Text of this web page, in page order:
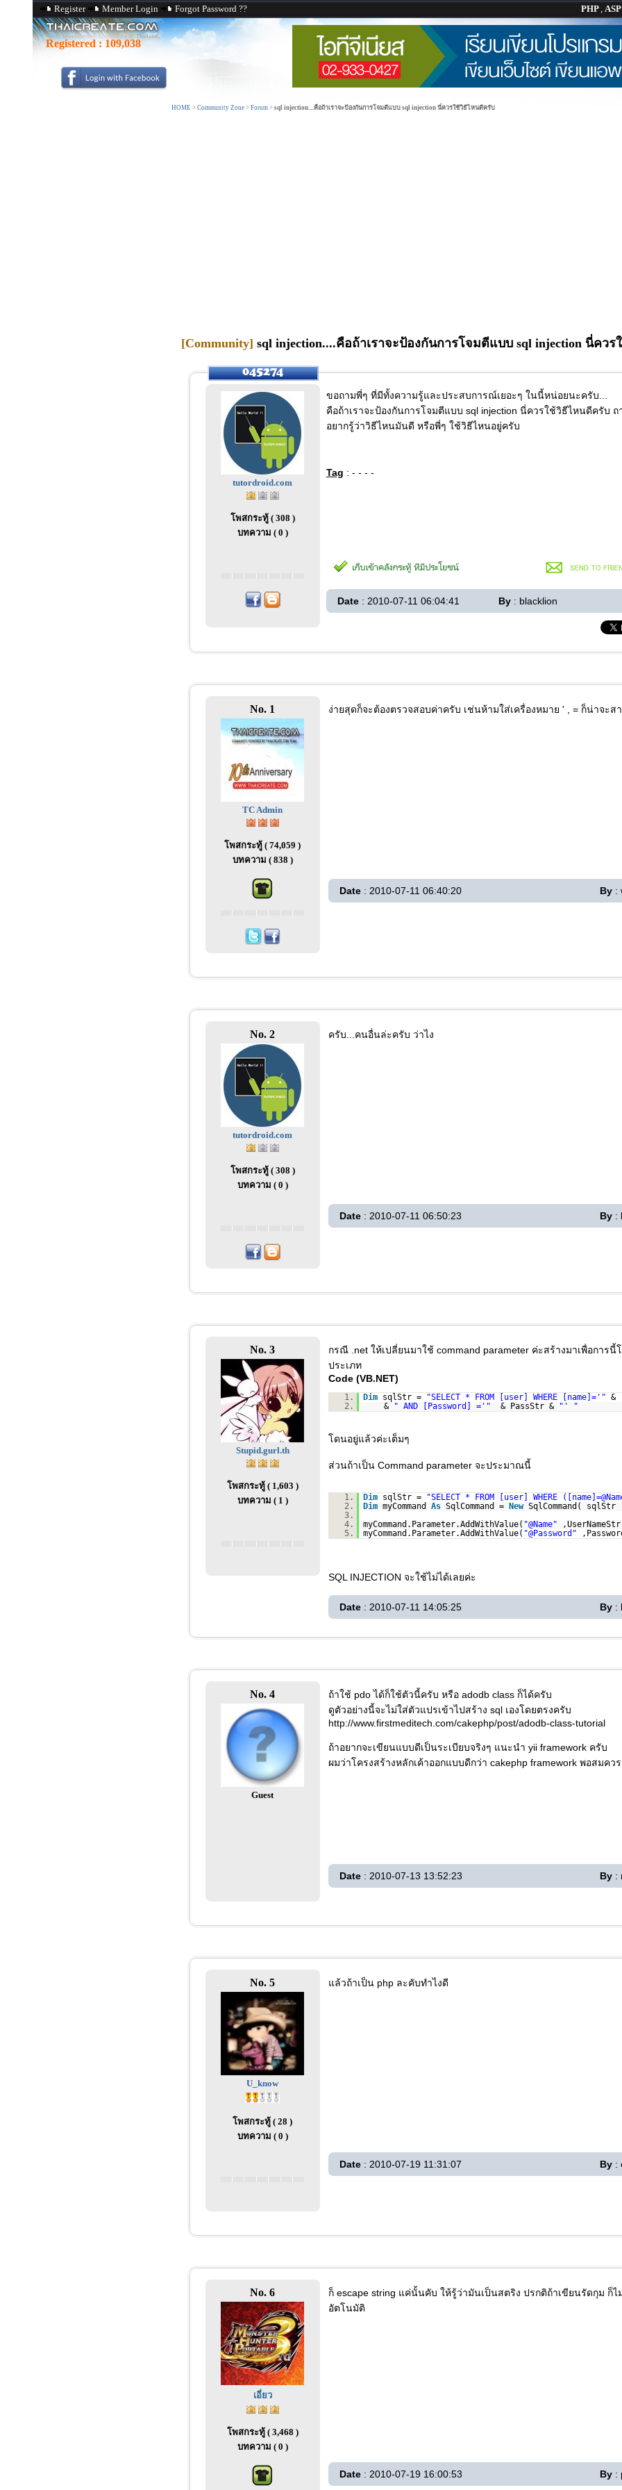
Register Member Login Forgot Password ?? PHP, ASP
Registered : 109,038
HOME > Community Zone > Forum > sql injection....คือถ้าเราจะป้องกันการโจมตีแบบ sql injection นี่ควรใช้วิธีไหนดีครับ
[Community] sql injection....คือถ้าเราจะป้องกันการโจมตีแบบ sql injection นี่คว
tutordroid.com
โพสกระทู้ ( 308 )
บทความ ( 0 )
ขอถามพี่ๆ ที่มีทั้งความรู้และประสบการณ์เยอะๆ ในนี้หน่อยนะครับ...
คือถ้าเราจะป้องกันการโจมตีแบบ sql injection นี่ควรใช้วิธีไหนดีครับ
อยากรู้ว่าวิธีไหนมันดี หรือพี่ๆ ใช้วิธีไหนอยู่ครับ
Tag : - - - -
Date : 2010-07-11 06:04:41 By : blacklion
No. 1
TC Admin
โพสกระทู้ ( 74,059 )
บทความ ( 838 )
ง่ายสุดก็จะต้องตรวจสอบค่าครับ เช่นห้ามใส่เครื่องหมาย ' , = ก็น่าจะส
Date : 2010-07-11 06:40:20 By :
No. 2
tutordroid.com
โพสกระทู้ ( 308 )
บทความ ( 0 )
ครับ...คนอื่นล่ะครับ ว่าไง
Date : 2010-07-11 06:50:23 By :
No. 3
Stupid.gurl.th
โพสกระทู้ ( 1,603 )
บทความ ( 1 )
กรณี .net ให้เปลี่ยนมาใช้ command parameter ค่ะสร้างมาเพื่อการนี้
ประเภท
Code (VB.NET)
1. Dim sqlStr = "SELECT * FROM [user] WHERE [name]='" &
2.
& " AND [Password] ='" & PassStr & "' "
โดนอยู่แล้วค่ะเต็มๆ
ส่วนถ้าเป็น Command parameter จะประมาณนี้
1. Dim sqlStr =
"SELECT * FROM [user] WHERE
2.
Dim myCommand As SqlCommand = New SqlCommand( sqlStr
3.
4.
myCommand.Parameter.AddWithValue( "@Name"
5.
myCommand.Parameter.AddWithValue( "@Password"
SQL INJECTION จะใช้ไม่ได้เลยค่ะ
Date : 2010-07-11 14:05:25 By :
No. 4
Guest
ถ้าใช้ pdo ได้ก็ใช้ตัวนี้ครับ หรือ adodb class ก็ได้ครับ
ดูตัวอย่างนี้จะไม่ใส่ตัวแปรเข้าไปสร้าง sql เองโดยตรงครับ
http://www.firstmeditech.com/cakephp/post/adodb-class-tutorial
ถ้าอยากจะเขียนแบบดีเป็นระเบียบจริงๆ แนะนำ yii framework ครับ
ผมว่าโครงสร้างหลักเค้าออกแบบดีกว่า cakephp framework พอสมคว
Date : 2010-07-13 13:52:23 By :
No. 5
U_know
โพสกระทู้ ( 28 )
บทความ ( 0 )
แล้วถ้าเป็น php ละคับทำไงดี
Date : 2010-07-19 11:31:07 By :
No. 6
เอี่ยว
โพสกระทู้ ( 3,468 )
บทความ ( 0 )
ก็ escape string แค่นั้นคับ ให้รู้ว่ามันเป็นสตริง ปรกติถ้าเขียนรัดกุม
อัตโนมัติ
Date : 2010-07-19 16:00:53 By :